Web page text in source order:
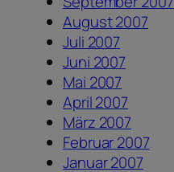
August 2007
Juli 2007
Juni 2007
Mai 2007
April 2007
März 2007
Februar 2007
Januar 2007